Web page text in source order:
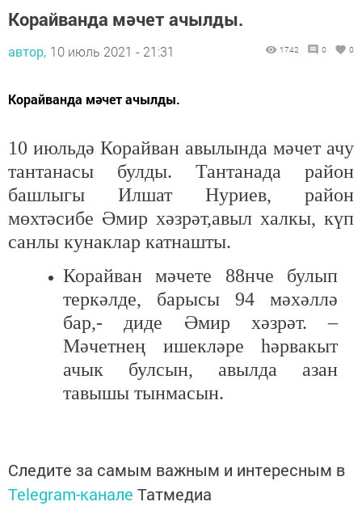
Корайванда мәчет ачылды.
автор, 10 июль 2021 - 21:31 1742 0 0
Корайванда мәчет ачылды.
10 июльдә Корайван авылында мәчет ачу
тантанасы булды. Тантанада район
башлыгы Илшат Нуриев, район
мөхтәсибе Әмир хәзрәт,авыл халкы, күп
санлы кунаклар катнашты.
Корайван мәчете 88нче булып
теркәлде, барысы 94 мәхәллә
бар,- диде Әмир хәзрәт. –
Мәчетнең ишекләре һәрвакыт
ачык булсын, авылда азан
тавышы тынмасын.
Следите за самым важным и интересным в
Telegram-канале Татмедиа